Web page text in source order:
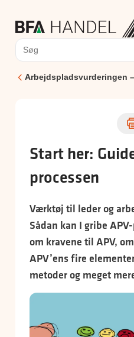
Arbejdspladsvurderingen
Start her:
processen
Værktøj til leder og
Sådan kan I gribe
om kravene til APV,
APV’ens fire
metoder og meget